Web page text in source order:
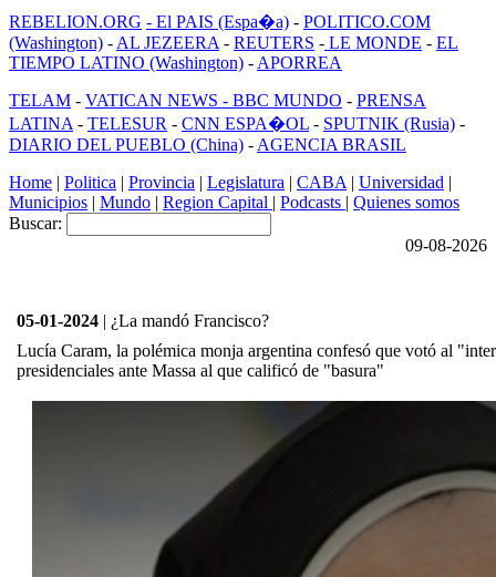
REBELION.ORG - El PAIS (Espa�a) - POLITICO.COM
(Washington) - AL JEZEERA - REUTERS - LE MONDE - EL
TIEMPO LATINO (Washington) - APORREA
TELAM - VATICAN NEWS - BBC MUNDO - PRENSA
LATINA - TELESUR - CNN ESPA�OL - SPUTNIK (Rusia) -
DIARIO DEL PUEBLO (China) - AGENCIA BRASIL
Home | Politica | Provincia | Legislatura | CABA | Universidad |
Municipios | Mundo | Region Capital | Podcasts | Quienes somos
Buscar:
09-08-2026
05-01-2024 | ¿La mandó Francisco?
Lucía Caram, la polémica monja argentina confesó que votó al
presidenciales ante Massa al que calificó de "basura"